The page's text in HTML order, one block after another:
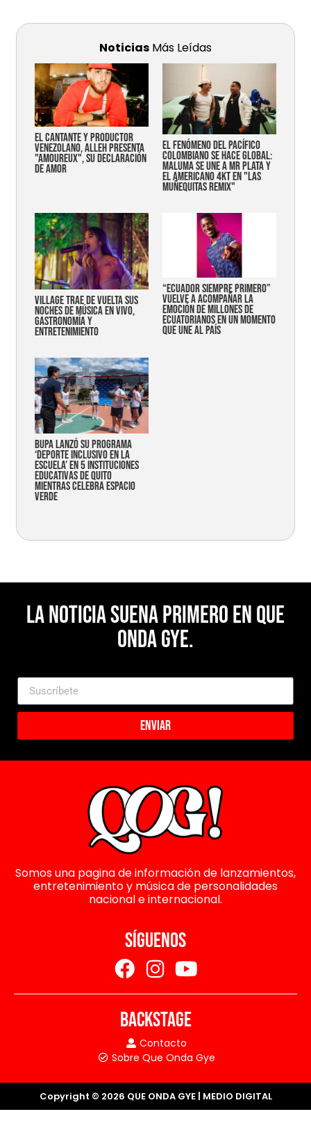
Noticias Más Leídas
EL CANTANTE Y PRODUCTOR
VENEZOLANO, ALLEH PRESENTA
"AMOUREUX", SU DECLARACIÓN
DE AMOR
EL FENÓMENO DEL PACÍFICO
COLOMBIANO SE HACE GLOBAL:
MALUMA SE UNE A MR PLATA Y
EL AMERICANO 4KT EN "LAS
MUÑEQUITAS REMIX"
Village trae de vuelta sus
noches de música en vivo,
gastronomía y
entretenimiento
“Ecuador siempre primero”
vuelve a acompañar la
emoción de millones de
ecuatorianos en un momento
que une al país
Bupa lanzó su programa
‘Deporte Inclusivo en la
Escuela’ en 5 instituciones
educativas de Quito
mientras celebra espacio
verde
La noticia suena primero en Que
Onda Gye.
Enviar
Somos una pagina de información de lanzamientos,
entretenimiento y música de personalidades
nacional e internacional.
SÍGUENOS
BACKSTAGE
Contacto
Sobre Que Onda Gye
Copyright © 2026 QUE ONDA GYE | MEDIO DIGITAL